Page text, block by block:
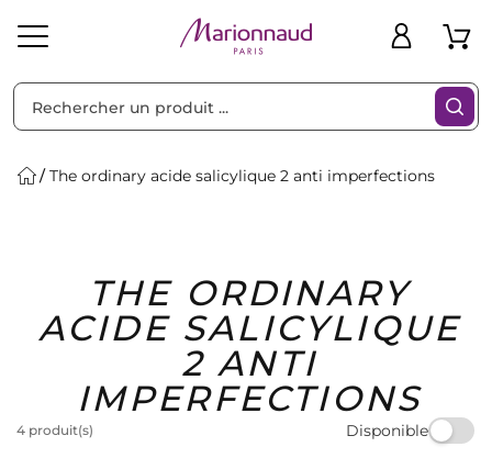
Solaire Homme Marques Idées
Cadeaux
Bons
Plans
The ordinary acide salicylique 2 anti imperfections
THE ORDINARY
ACIDE SALICYLIQUE
2 ANTI
IMPERFECTIONS
4 produit(s) Disponible
Filtres